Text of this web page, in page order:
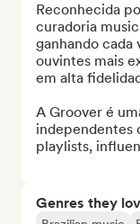
Reconhecida
curadoria
ganhando cada
ouvintes mais
em alta
A Groover é
independentes
playlists,
Genres they